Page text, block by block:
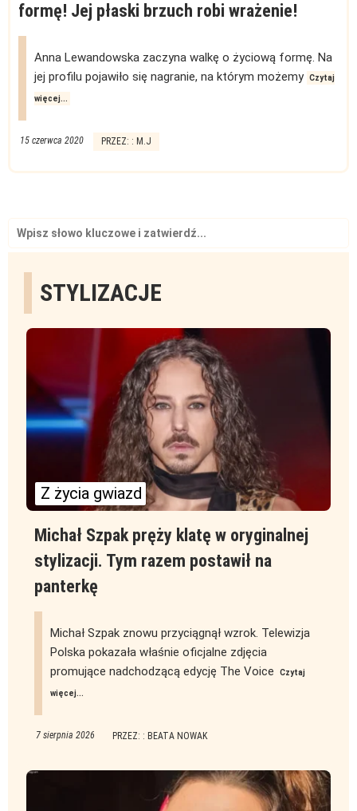
formę! Jej płaski brzuch robi wrażenie!
Anna Lewandowska zaczyna walkę o życiową formę. Na
jej profilu pojawiło się nagranie, na którym możemy Czytaj
więcej...
15 czerwca 2020 PRZEZ: : M.J
for:
STYLIZACJE
Z życia gwiazd
Michał Szpak pręży klatę w oryginalnej
stylizacji. Tym razem postawił na
panterkę
Michał Szpak znowu przyciągnął wzrok. Telewizja
Polska pokazała właśnie oficjalne zdjęcia
promujące nadchodzącą edycję The Voice
Czytaj
więcej...
7 sierpnia 2026 PRZEZ: : BEATA NOWAK